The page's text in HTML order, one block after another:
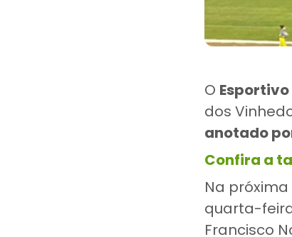
O Esportivo
dos
anotado
Confira a
Na
quarta-feira
Francisco